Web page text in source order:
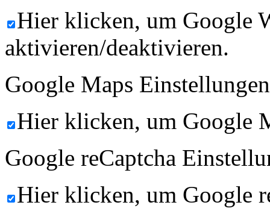
Hier klicken, um Google
aktivieren/deaktivieren.
Google Maps
Hier klicken, um Google
Google reCaptcha
Hier klicken, um Google